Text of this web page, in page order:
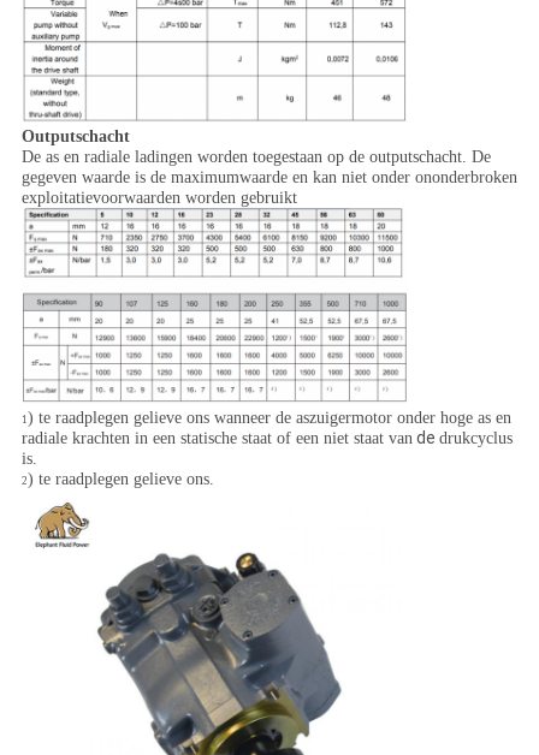
Outputschacht
De as en radiale ladingen worden toegestaan op de outputschacht. De
gegeven waarde is de maximumwaarde en kan niet onder ononderbroken
exploitatievoorwaarden worden gebruikt
1) te raadplegen gelieve ons wanneer de aszuigermotor onder hoge as en
radiale krachten in een statische staat of een niet staat vande drukcyclus
is.
2) te raadplegen gelieve ons.